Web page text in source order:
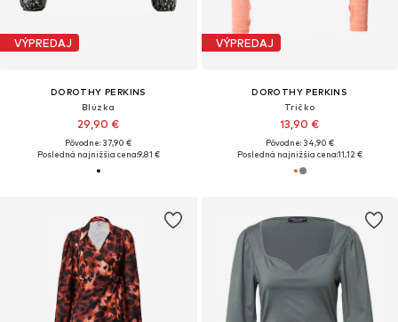
VÝPREDAJ
DOROTHY PERKINS
Blúzka
29,90 €
Pôvodne: 37,90 €
Posledná najnižšia cena:9,81 €
VÝPREDAJ
DOROTHY PERKINS
Tričko
13,90 €
Pôvodne: 34,90 €
Posledná najnižšia cena:11,12 €